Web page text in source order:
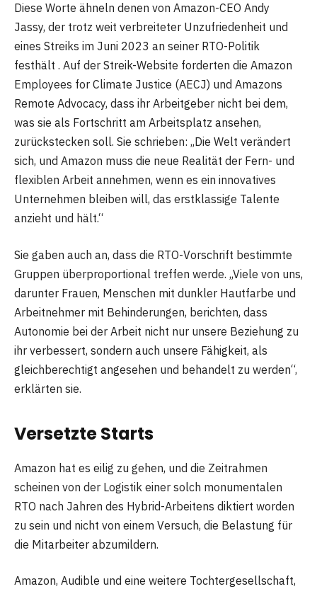
Diese Worte ähneln denen von Amazon-CEO Andy
Jassy, ​​der trotz weit verbreiteter Unzufriedenheit und
eines Streiks im Juni 2023 an seiner RTO-Politik
festhält . Auf der Streik-Website forderten die Amazon
Employees for Climate Justice (AECJ) und Amazons
Remote Advocacy, dass ihr Arbeitgeber nicht bei dem,
was sie als Fortschritt am Arbeitsplatz ansehen,
zurückstecken soll. Sie schrieben: „Die Welt verändert
sich, und Amazon muss die neue Realität der Fern- und
flexiblen Arbeit annehmen, wenn es ein innovatives
Unternehmen bleiben will, das erstklassige Talente
anzieht und hält.“
Sie gaben auch an, dass die RTO-Vorschrift bestimmte
Gruppen überproportional treffen werde. „Viele von uns,
darunter Frauen, Menschen mit dunkler Hautfarbe und
Arbeitnehmer mit Behinderungen, berichten, dass
Autonomie bei der Arbeit nicht nur unsere Beziehung zu
ihr verbessert, sondern auch unsere Fähigkeit, als
gleichberechtigt angesehen und behandelt zu werden“,
erklärten sie.
Versetzte Starts
Amazon hat es eilig zu gehen, und die Zeitrahmen
scheinen von der Logistik einer solch monumentalen
RTO nach Jahren des Hybrid-Arbeitens diktiert worden
zu sein und nicht von einem Versuch, die Belastung für
die Mitarbeiter abzumildern.
Amazon, Audible und eine weitere Tochtergesellschaft,